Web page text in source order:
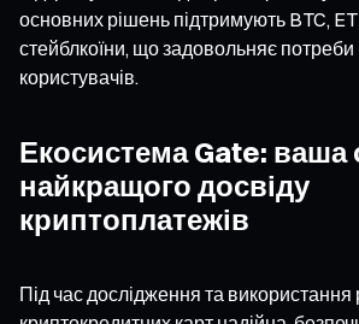
основних рішень підтримують BTC,
стейблкоїни, що задовольняє потреби
користувачів.
Екосистема Gate: ваша
найкращого досвіду
криптоплатежів
Під час дослідження та використання